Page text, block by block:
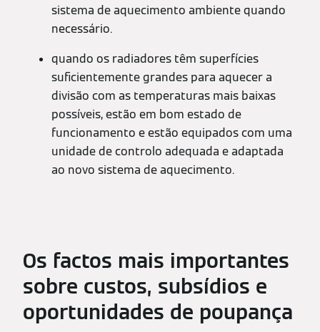
sistema de aquecimento ambiente quando
necessário.
quando os radiadores têm superfícies
suficientemente grandes para aquecer a
divisão com as temperaturas mais baixas
possíveis, estão em bom estado de
funcionamento e estão equipados com uma
unidade de controlo adequada e adaptada
ao novo sistema de aquecimento.
Os factos mais importantes
sobre custos, subsídios e
oportunidades de poupança